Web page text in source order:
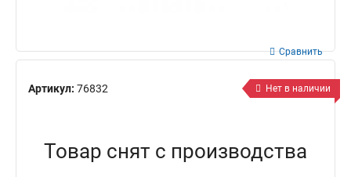
Артикул: 76832
Сравнить
Нет в наличии
Товар снят с производства